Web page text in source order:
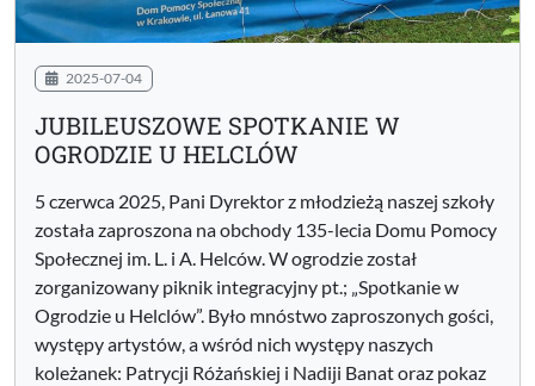
2025-07-04
JUBILEUSZOWE SPOTKANIE W
OGRODZIE U HELCLÓW
5 czerwca 2025, Pani Dyrektor z młodzieżą naszej szkoły
została zaproszona na obchody 135-lecia Domu Pomocy
Społecznej im. L. i A. Helców. W ogrodzie został
zorganizowany piknik integracyjny pt.; „Spotkanie w
Ogrodzie u Helclów”. Było mnóstwo zaproszonych gości,
występy artystów, a wśród nich występy naszych
koleżanek: Patrycji Różańskiej i Nadiji Banat oraz pokaz